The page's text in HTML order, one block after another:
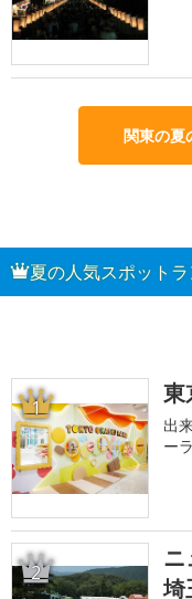
関東の夏
夏の人気スポット
1 東
出
ー
2
ニ
埼